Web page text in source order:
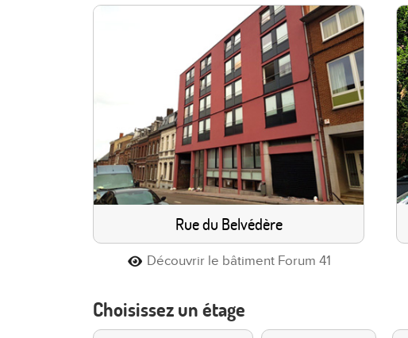
Rue du Belvédère
Découvrir le bâtiment Forum 41
Choisissez un étage